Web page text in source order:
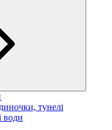
тунелі
води